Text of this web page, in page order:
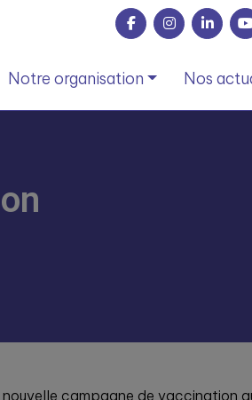
Notre organisation Nos
nouvelle campagne de vaccination